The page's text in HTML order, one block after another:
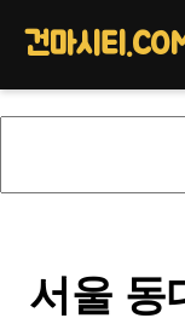
로
가
건마시티
서울 동